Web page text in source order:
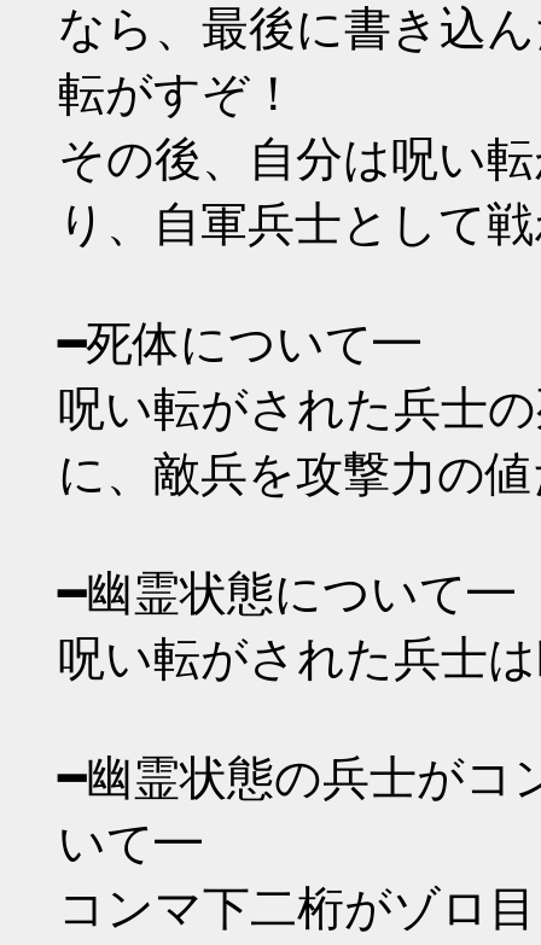
なら、最後に書き込
転がすぞ！
その後、自分は呪い
り、自軍兵士として
━死体について━
呪い転がされた兵士
に、敵兵を攻撃力の
━幽霊状態について━
呪い転がされた兵士
━幽霊状態の兵士がコ
いて━
コンマ下二桁がゾロ